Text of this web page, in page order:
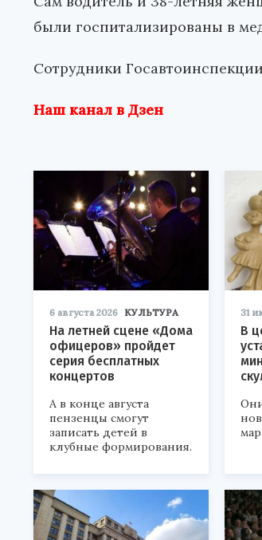
были госпитализированы в
Сотрудники
Наш канал в Дзен
6 августа 2026 КУЛЬТУРА
На летней сцене «Дома
офицеров» пройдет
серия бесплатных
концертов
А в конце августа
пензенцы смогут
записать детей в
клубные формирования.
31
В